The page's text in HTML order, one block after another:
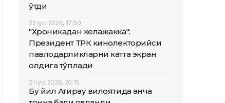
ўтди
22 iyul 2026, 17:50
"Хроникадан келажакка":
Президент ТРК кинолекторийси
павлодарликларни катта экран
олдига тўплади
21 iyul 2026, 20:15
Бу йил Атирау вилоятида қанча